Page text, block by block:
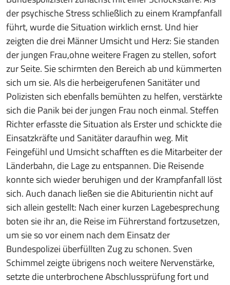
der psychische Stress schließlich zu einem Krampfanfall
führt, wurde die Situation wirklich ernst. Und hier
zeigten die drei Männer Umsicht und Herz: Sie standen
der jungen Frau,ohne weitere Fragen zu stellen, sofort
zur Seite. Sie schirmten den Bereich ab und kümmerten
sich um sie. Als die herbeigerufenen Sanitäter und
Polizisten sich ebenfalls bemühten zu helfen, verstärkte
sich die Panik bei der jungen Frau noch einmal. Steffen
Richter erfasste die Situation als Erster und schickte die
Einsatzkräfte und Sanitäter daraufhin weg. Mit
Feingefühl und Umsicht schafften es die Mitarbeiter der
Länderbahn, die Lage zu entspannen. Die Reisende
konnte sich wieder beruhigen und der Krampfanfall löst
sich. Auch danach ließen sie die Abiturientin nicht auf
sich allein gestellt: Nach einer kurzen Lagebesprechung
boten sie ihr an, die Reise im Führerstand fortzusetzen,
um sie so vor einem nach dem Einsatz der
Bundespolizei überfüllten Zug zu schonen. Sven
Schimmel zeigte übrigens noch weitere Nervenstärke,
setzte die unterbrochene Abschlussprüfung fort und